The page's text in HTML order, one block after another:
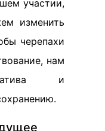
участии,
изменить
черепахи
нам
и